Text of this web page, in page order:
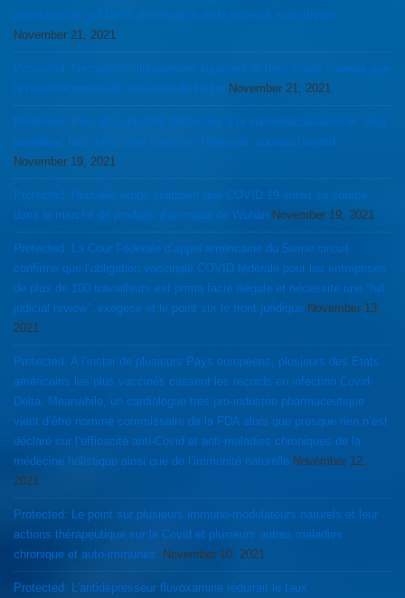
corruption de la FDA et d’une partie de la science mainstream
November 21, 2021
Protected: Ivermectin cliniquement supérieur et bien moins onéreux que
la nouvelle molécule anti-virale de Pfizer November 21, 2021
Protected: Plus de cent mille décès liés à la sur-médicalisation et “drug
overdose” lors de la crise Covid en Amérique: nouveau record
November 19, 2021
Protected: Nouvelle étude indiquant que COVID 19 aurait sa source
dans le marché de produits d’animaux de Wuhan November 19, 2021
Protected: La Cour Fédérale d’appel américaine du 5ieme circuit
confirme que l’obligation vaccinale COVID fédérale pour les entreprises
de plus de 100 travailleurs est prima facie illégale et nécessite une “full
judicial review”: exégèse et le point sur le front juridique November 13,
2021
Protected: A l’instar de plusieurs Pays européens, plusieurs des Etats
américains les plus vaccinés cassent les records en infection Covid-
Delta. Meanwhile, un cardiologue très pro-industrie pharmaceutique
vient d’être nommé commissaire de la FDA alors que presque rien n’est
déclaré sur l’efficacité anti-Covid et anti-maladies chroniques de la
médecine holistique ainsi que de l’immunité naturelle November 12,
2021
Protected: Le point sur plusieurs immuno-modulateurs naturels et leur
actions thérapeutique sur le Covid et plusieurs autres maladies
chronique et auto-immunes.
November 10, 2021
Protected: L’antidepresseur fluvoxamine réduirait le taux